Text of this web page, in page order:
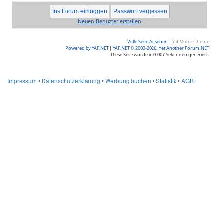
Neuen Benuzter erstellen
Volle Seite Ansehen | Yaf Mobile Theme
Powered by YAF.NET | YAF.NET © 2003-2026, Yet Another Forum.NET
Diese Seite wurde in 0.007 Sekunden generiert.
Impressum • Datenschutzerklärung •Werbung buchen •Statistik•AGB